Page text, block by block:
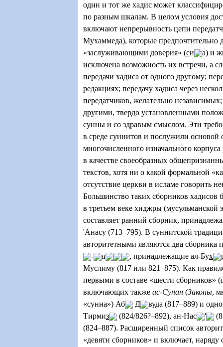
один и тот же хадис может
по разным шкалам. В целом условия
включают непрерывность цепи
Мухаммеда), которые предпочтительно
«заслуживающими доверия» (си
а) и
исключена возможность их встречи, а
передачи хадиса от одного другому;
редакциях; передачу хадиса через
передатчиков, желательно независимых;
другими, твердо установленными
сунны и со здравым смыслом. Эти
в среде суннитов и послужили основой
многочисленного изначального
в качестве своеобразных
текстов, хотя ни о какой формальной
отсутствие церкви в исламе говорить
Большинство таких сборников хадисов
в третьем веке хиджры (мусульманской
составляет ранний сборник,
'Анасу (713–795). В суннитской
авторитетными являются два сборника
-
а , принадлежащие ал-Бух
Муслиму (817 или 821–875). Как
первыми в составе «шести сборников» (
включающих также ас-Сунан (Законы,
«сунна») Аб
Д
вуда (817–889) и
Тирмиз (824/826?–892), ан-Нас '
(824–887). Расширенный список
«девяти сборников» и включает,